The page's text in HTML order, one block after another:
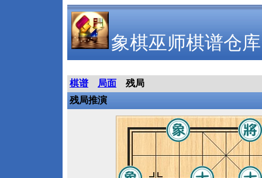
象棋巫师棋谱仓库
棋谱 局面
残局
残局推演